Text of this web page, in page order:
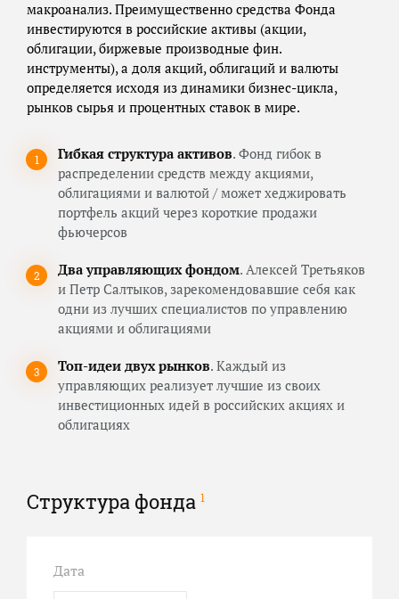
макроанализ. Преимущественно средства Фонда
инвестируются в российские активы (акции,
облигации, биржевые производные фин.
инструменты), а доля акций, облигаций и валюты
определяется исходя из динамики бизнес-цикла,
рынков сырья и процентных ставок в мире.
Гибкая структура активов. Фонд гибок в
распределении средств между акциями,
облигациями и валютой / может хеджировать
портфель акций через короткие продажи
фьючерсов
Два управляющих фондом. Алексей Третьяков
и Петр Салтыков, зарекомендовавшие себя как
одни из лучших специалистов по управлению
акциями и облигациями
Топ-идеи двух рынков. Каждый из
управляющих реализует лучшие из своих
инвестиционных идей в российских акциях и
облигациях
Структура фонда 1
Дата